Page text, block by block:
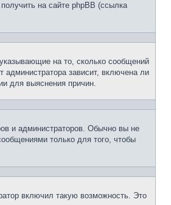
на сайте phpBB (ссылка
на то, сколько сообщений
администратора зависит, включена ли
для выяснения причин.
и администраторов. Обычно вы не
только для того, чтобы
включил такую возможность. Это